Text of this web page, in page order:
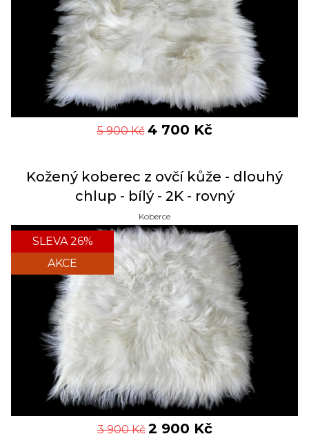
5 900Kč 4 700 Kč
Kožený koberec z ovčí kůže - dlouhý
chlup - bílý - 2K - rovný
Koberce
SLEVA 26%
AKCE
3 900Kč 2 900 Kč